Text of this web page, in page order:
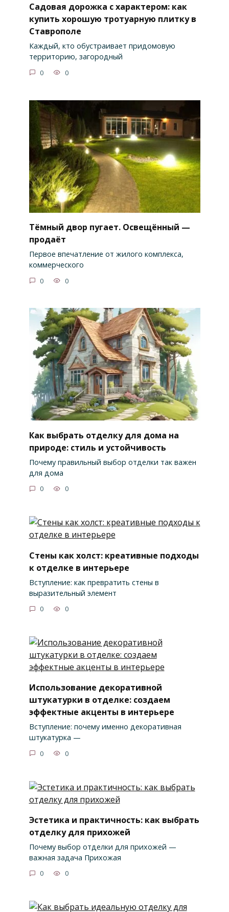
Садовая дорожка с характером: как
купить хорошую тротуарную плитку в
Ставрополе
Каждый, кто обустраивает придомовую
территорию, загородный
0 0
Тёмный двор пугает. Освещённый —
продаёт
Первое впечатление от жилого комплекса,
коммерческого
0 0
Как выбрать отделку для дома на
природе: стиль и устойчивость
Почему правильный выбор отделки так важен
для дома
0 0
Стены как холст: креативные подходы
к отделке в интерьере
Вступление: как превратить стены в
выразительный элемент
0 0
Использование декоративной
штукатурки в отделке: создаем
эффектные акценты в интерьере
Вступление: почему именно декоративная
штукатурка —
0 0
Эстетика и практичность: как выбрать
отделку для прихожей
Почему выбор отделки для прихожей —
важная задача Прихожая
0 0